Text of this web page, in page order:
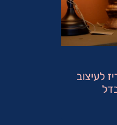
לעיצוב